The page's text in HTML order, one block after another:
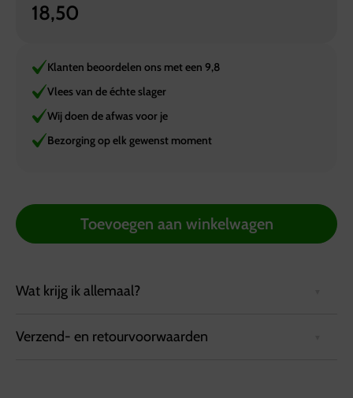
18,50
Klanten beoordelen ons met een 9,8
Vlees van de échte slager
Wij doen de afwas voor je
Bezorging op elk gewenst moment
Toevoegen aan winkelwagen
Wat krijg ik allemaal?
Een vegetarisch stamppot buffet voor uw vegetarische
Verzend- en retourvoorwaarden